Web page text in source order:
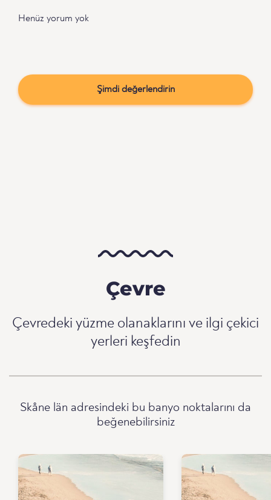
Henüz yorum yok
Şimdi değerlendirin
Çevre
Çevredeki yüzme olanaklarını ve ilgi çekici
yerleri keşfedin
Skåne län adresindeki bu banyo noktalarını da
beğenebilirsiniz